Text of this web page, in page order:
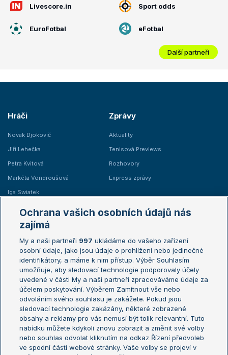
Livescore.in Sport odds
EuroFotbal eFotbal
Další partneři
Hráči
Novak Djokovič
Jiří Lehečka
Petra Kvitová
Markéta Vondroušová
Iga Swiatek
Zprávy
Aktuality
Tenisová Previews
Rozhovory
Express zprávy
Žebříčky
Žebříček ATP (muži)
Žebříček WTA (ženy)
Sázkařský žebříček
Australian Open
French Open
Wimbledon
US Open
Turnaj mistrů
Turnaj mistryň
Aktualní trendy
Fotbalové přestupy
Ochrana vašich osobních údajů nás
zajímá
My a naši partneři 997 ukládáme do vašeho zařízení
osobní údaje, jako jsou údaje o prohlížení nebo jedinečné
identifikátory, a máme k nim přístup. Výběr Souhlasím
umožňuje, aby sledovací technologie podporovaly účely
uvedené v části My a naši partneři zpracováváme údaje za
účelem poskytování. Výběrem Zamítnout vše nebo
odvoláním svého souhlasu je zakážete. Pokud jsou
sledovací technologie zakázány, některé zobrazené
obsahy a reklamy pro vás nemusí být tolik relevantní. Tuto
nabídku můžete kdykoli znovu zobrazit a změnit své volby
nebo souhlas odvolat kliknutím na odkaz Řízení předvoleb
ve spodní části webové stránky. Vaše volby se projeví v